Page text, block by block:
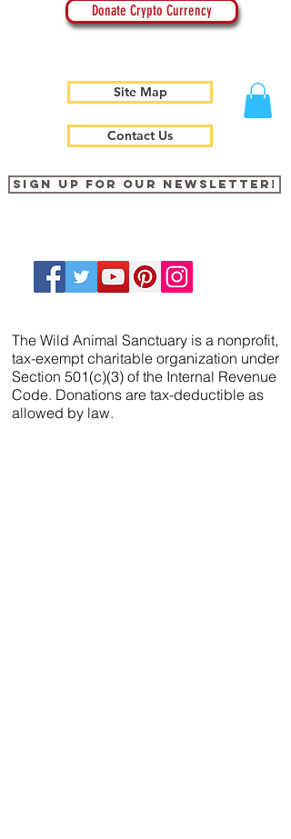
Donate Crypto Currency
Site Map
Contact Us
Sign up for our newsletter!
The Wild Animal Sanctuary is a nonprofit,
tax-exempt charitable organization under
Section 501(c)(3) of the Internal Revenue
Code. Donations are tax-deductible as
allowed by law.